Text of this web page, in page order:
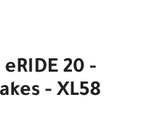
20 -
- XL58